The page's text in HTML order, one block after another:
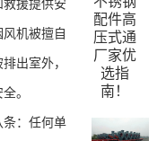
机被擅自
出室外，
。
：任何单
配件高
压式通
厂家优
选指
南！